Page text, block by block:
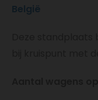
België